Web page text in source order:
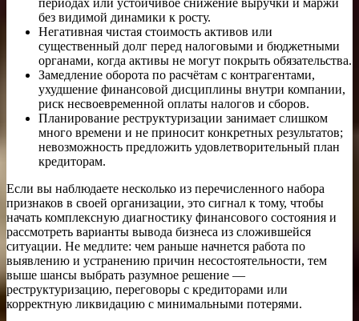
периодах или устойчивое снижение выручки и маржи
без видимой динамики к росту.
Негативная чистая стоимость активов или
существенный долг перед налоговыми и бюджетными
органами, когда активы не могут покрыть обязательства.
Замедление оборота по расчётам с контрагентами,
ухудшение финансовой дисциплины внутри компании,
риск несвоевременной оплаты налогов и сборов.
Планирование реструктуризации занимает слишком
много времени и не приносит конкретных результатов;
невозможность предложить удовлетворительный план
кредиторам.
Если вы наблюдаете несколько из перечисленного набора
признаков в своей организации, это сигнал к тому, чтобы
начать комплексную диагностику финансового состояния и
рассмотреть варианты вывода бизнеса из сложившейся
ситуации. Не медлите: чем раньше начнется работа по
выявлению и устранению причин несостоятельности, тем
выше шансы выбрать разумное решение —
реструктуризацию, переговоры с кредиторами или
корректную ликвидацию с минимальными потерями.